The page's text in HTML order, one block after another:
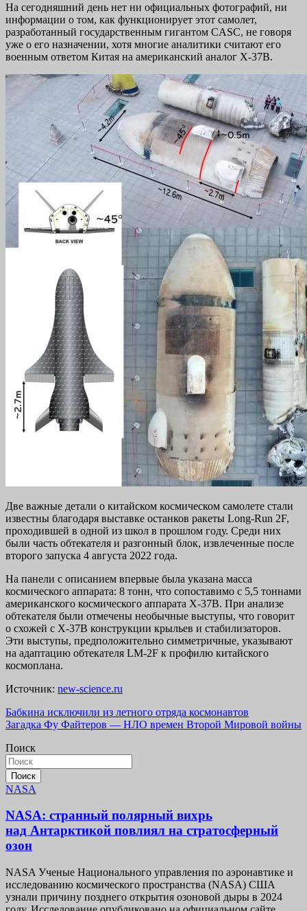
На сегодняшний день нет ни официальных фотографий, ни
информации о том, как функционирует этот самолет,
разработанный государственным гигантом CASC, не говоря
уже о его назначении, хотя многие аналитики считают его
военным ответом Китая на американский аналог X-37B.
Две важные детали о китайском космическом самолете стали
известны благодаря выставке останков ракеты Long-Run 2F,
проходившей в одной из школ в прошлом году. Среди них
были часть обтекателя и разгонный блок, извлеченные после
второго запуска 4 августа 2022 года.
На панели с описанием впервые была указана масса
космического аппарата: 8 тонн, что сопоставимо с 5,5 тоннами
американского космического аппарата X-37B. При анализе
обтекателя были отмечены необычные выступы, что говорит
о схожей с X-37B конструкции крыльев и стабилизаторов.
Эти выступы, предположительно симметричные, указывают
на адаптацию обтекателя LM-2F к профилю китайского
космоплана.
Источник: new-science.ru
Навигация
по
записям
Бабкина исключили из летного отряда космонавтов
Загадка Фу Файтеров — НЛО времен Второй Мировой войны
Поиск
Поиск
NASA
NASA: странный полярный вихрь
над Антарктикой повлиял на стратосферный
озон
NASA Ученые Национального управления по аэронавтике и
исследованию космического пространства (NASA) США
узнали причину позднего открытия озоновой дыры в 2024